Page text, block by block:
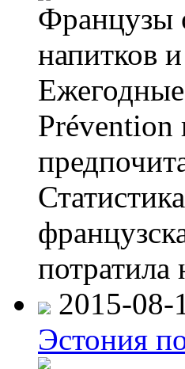
Французы
напитков
Prévention
потратила
2015-08-
Эстония